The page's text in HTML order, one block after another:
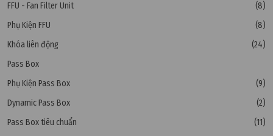
FFU - Fan Filter Unit
(8)
Phụ Kiện FFU
(8)
Khóa liên động
(24)
Pass Box
Phụ Kiện Pass Box
(9)
Dynamic Pass Box
(2)
Pass Box tiêu chuẩn
(11)